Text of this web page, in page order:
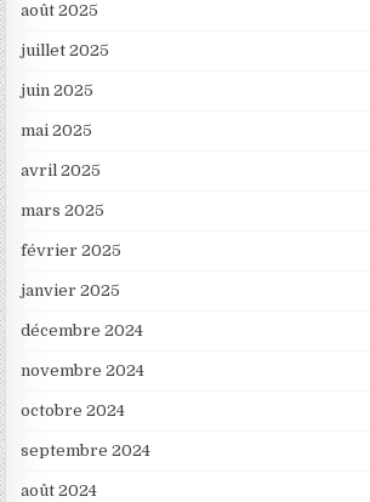
août 2025
juillet 2025
juin 2025
mai 2025
avril 2025
mars 2025
février 2025
janvier 2025
décembre 2024
novembre 2024
octobre 2024
septembre 2024
août 2024